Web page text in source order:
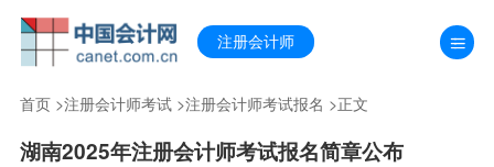
注册会计师
首页>注册会计师考试>注册会计师考试报名 >正文
湖南2025年注册会计师考试报名简章公布